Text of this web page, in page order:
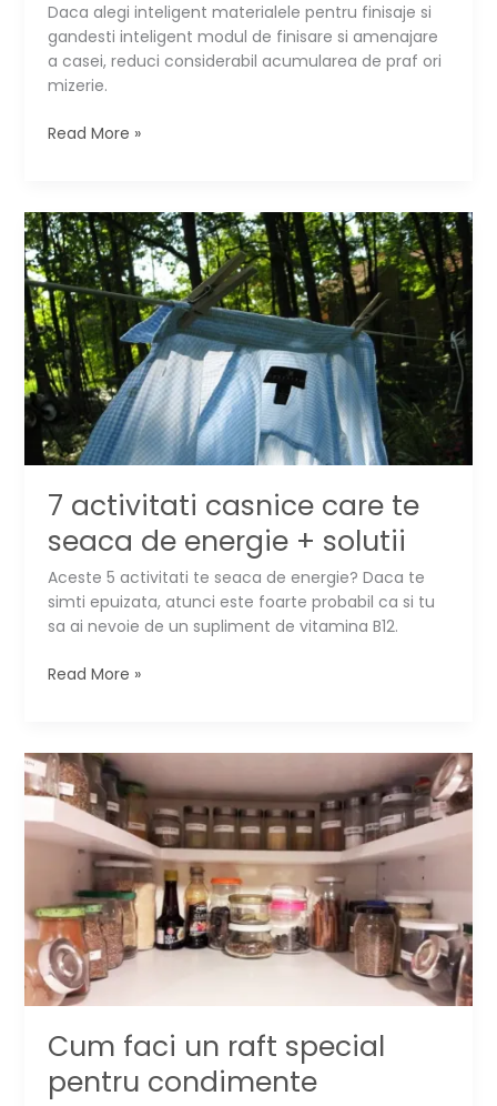
Daca alegi inteligent materialele pentru finisaje si
gandesti inteligent modul de finisare si amenajare
a casei, reduci considerabil acumularea de praf ori
mizerie.
15
sa
iti
faci
casa
usor
de
curatat
Read More »
7 activitati casnice care te
seaca de energie + solutii
Aceste 5 activitati te seaca de energie? Daca te
simti epuizata, atunci este foarte probabil ca si tu
sa ai nevoie de un supliment de vitamina B12.
7
te
seaca
de
energie
solutii
Read More »
Cum faci un raft special
pentru condimente